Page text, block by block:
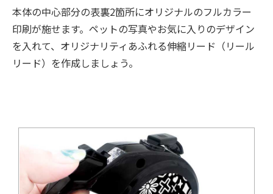
本体の中心部分の表裏2箇所にオリジナルのフルカラー
印刷が施せます。ペットの写真やお気に入りのデザイン
を入れて、オリジナリティあふれる伸縮リード（リール
リード）を作成しましょう。